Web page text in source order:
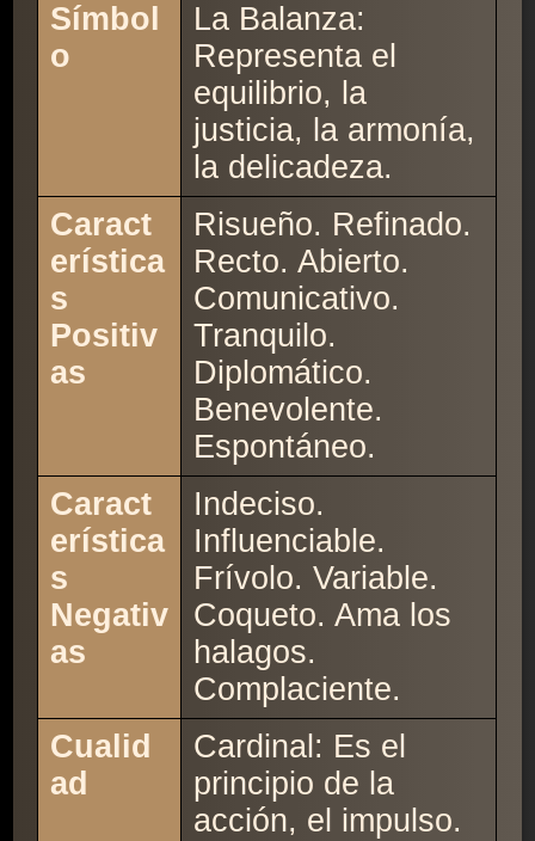
Símbol
o
La Balanza:
Representa el
equilibrio, la
justicia, la armonía,
la delicadeza.
Caract
erística
s
Positiv
as
Risueño. Refinado.
Recto. Abierto.
Comunicativo.
Tranquilo.
Diplomático.
Benevolente.
Espontáneo.
Caract
erística
s
Negativ
as
Indeciso.
Influenciable.
Frívolo. Variable.
Coqueto. Ama los
halagos.
Complaciente.
Cualid
ad
Cardinal: Es el
principio de la
acción, el impulso.